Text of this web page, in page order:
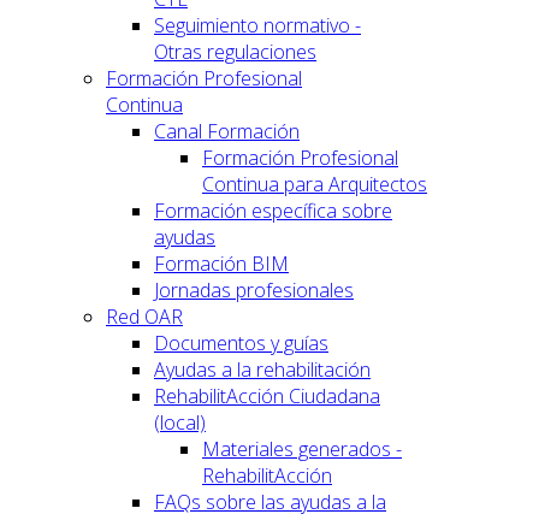
Seguimiento normativo -
Otras regulaciones
Formación Profesional
Continua
Canal Formación
Formación Profesional
Continua para Arquitectos
Formación específica sobre
ayudas
Formación BIM
Jornadas profesionales
Red OAR
Documentos y guías
Ayudas a la rehabilitación
RehabilitAcción Ciudadana
(local)
Materiales generados -
RehabilitAcción
FAQs sobre las ayudas a la